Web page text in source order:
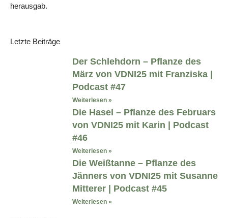
herausgab.
Letzte Beiträge
Der Schlehdorn – Pflanze des
März von VDNI25 mit Franziska |
Podcast #47
Weiterlesen »
Die Hasel – Pflanze des Februars
von VDNI25 mit Karin | Podcast
#46
Weiterlesen »
Die Weißtanne – Pflanze des
Jänners von VDNI25 mit Susanne
Mitterer | Podcast #45
Weiterlesen »